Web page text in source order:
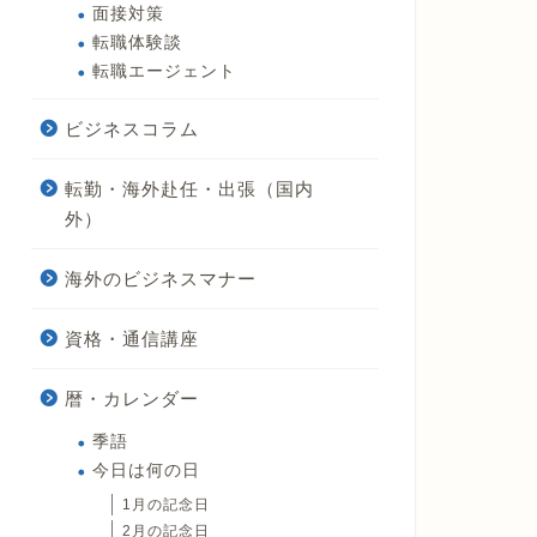
面接対策
転職体験談
転職エージェント
ビジネスコラム
転勤・海外赴任・出張（国内
外）
海外のビジネスマナー
資格・通信講座
暦・カレンダー
季語
今日は何の日
1月の記念日
2月の記念日